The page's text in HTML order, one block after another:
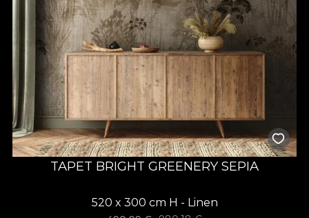
TAPET BRIGHT GREENERY SEPIA
520 x 300 cm H - Linen